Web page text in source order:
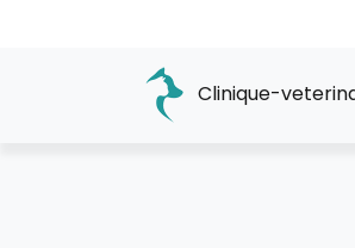
Clinique-